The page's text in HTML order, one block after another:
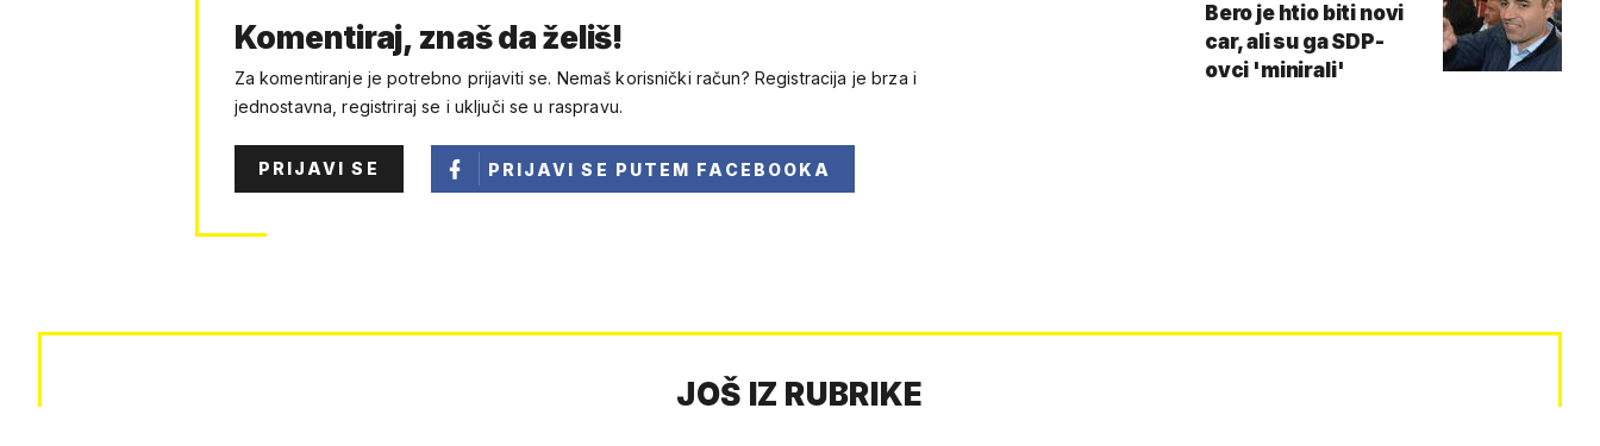
Komentiraj, znaš da želiš!
Za komentiranje je potrebno prijaviti se. Nemaš korisnički račun? Registracija je brza i
jednostavna, registriraj se i uključi se u raspravu.
PRIJAVI SE PRIJAVI SE PUTEM FACEBOOKA
Bero je htio biti novi
car, ali su ga SDP-
ovci 'minirali'
JOŠ IZ RUBRIKE